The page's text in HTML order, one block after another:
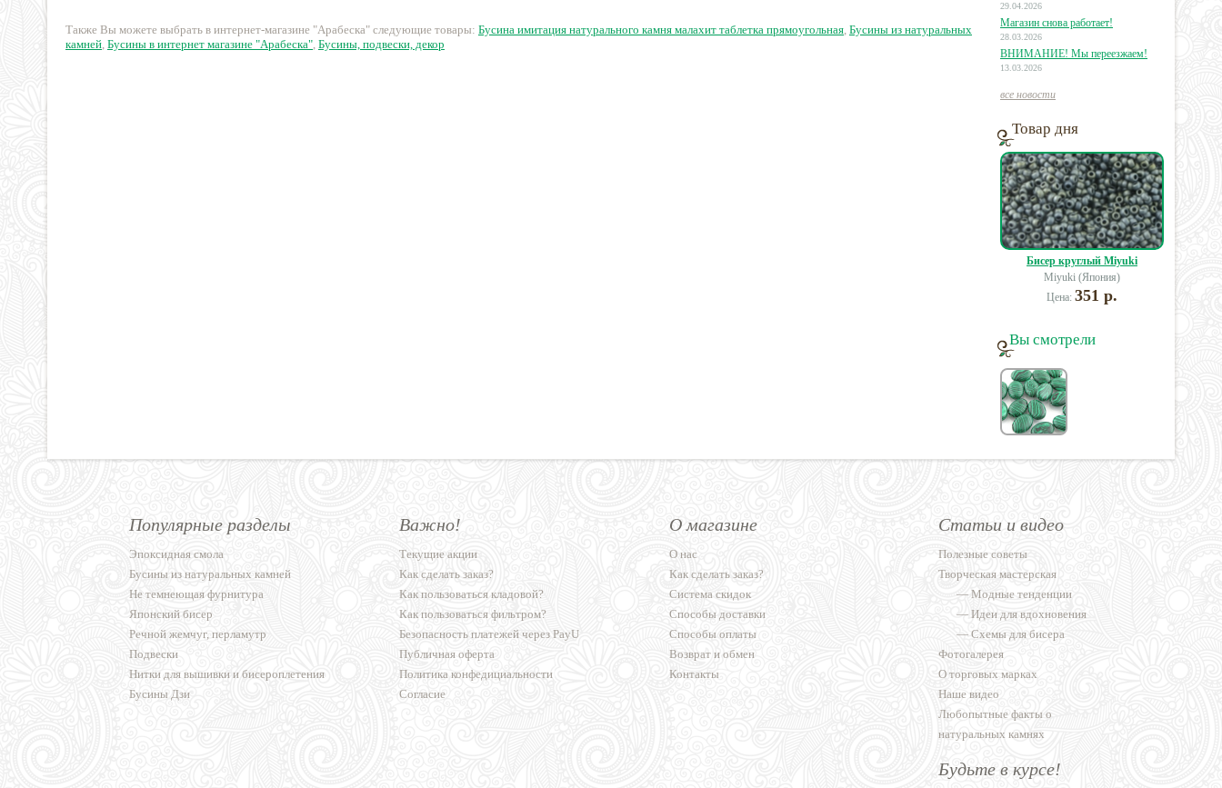
41 руб.
Также Вы можете выбрать в интернет-магазине "Арабеска" следующие товары: Бусина имитация натурального камня малахит таблетка прямоугольная, Бусины из натуральных
камней, Бусины в интернет магазине "Арабеска", Бусины, подвески, декор
29.04.2026
Магазин снова работает!
28.03.2026
ВНИМАНИЕ! Мы переезжаем!
13.03.2026
все новости
Товар дня
Бисер круглый Miyuki
Miyuki (Япония)
Цена: 351 р.
Вы смотрели
Популярные разделы
Эпоксидная смола
Бусины из натуральных камней
Не темнеющая фурнитура
Японский бисер
Речной жемчуг, перламутр
Подвески
Нитки для вышивки и бисероплетения
Бусины Дзи
Важно!
Текущие акции
Как сделать заказ?
Как пользоваться кладовой?
Как пользоваться фильтром?
Безопасность платежей через PayU
Публичная оферта
Политика конфедициальности
Согласие
О магазине
О нас
Как сделать заказ?
Система скидок
Способы доставки
Способы оплаты
Возврат и обмен
Контакты
Статьи и видео
Полезные советы
Творческая мастерская
—Модные тенденции
—Идеи для вдохновения
—Схемы для бисера
Фотогалерея
О торговых марках
Наше видео
Любопытные факты о
натуральных камнях
Будьте в курсе!